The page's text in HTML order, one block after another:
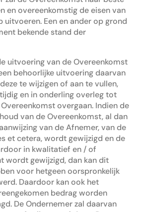
en overeenkomstig de eisen van
uitvoeren. Een en ander op grond
bekende stand der
uitvoering van de Overeenkomst
behoorlijke uitvoering daarvan
te wijzigen of aan te vullen,
en in onderling overleg tot
overgaan. Indien de
van de Overeenkomst, al dan
van de Afnemer, van de
et cetera, wordt gewijzigd en de
in kwalitatief en / of
wordt gewijzigd, dan kan dit
voor hetgeen oorspronkelijk
Daardoor kan ook het
bedrag worden
De Ondernemer zal daarvan